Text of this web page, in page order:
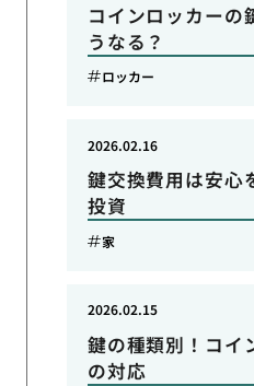
コインロッカーの
うなる？
ロッカー
鍵交換費用は安心
投資
2026.02.16
家
鍵の種類別！コイ
の対応
2026.02.15